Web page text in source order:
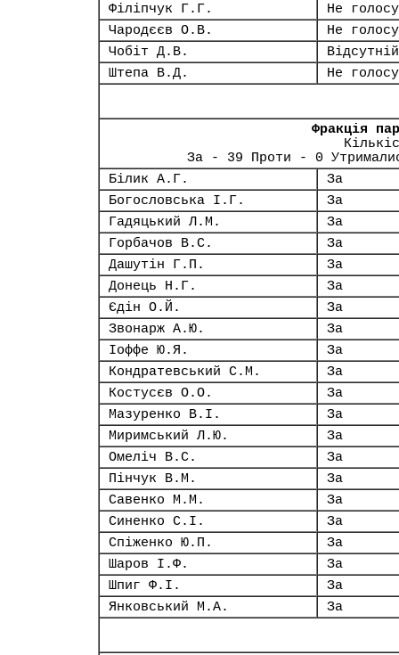
Філіпчук Г.Г.
Не
Чародєєв О.В.
Не
Чобіт Д.В.
Відсутній
Штепа В.Д.
Не
Фракція
За - 39 Проти - 0
Білик А.Г.
За
Богословська І.Г.
За
Гадяцький Л.М.
За
Горбачов В.С.
За
Дашутін Г.П.
За
Донець Н.Г.
За
Єдін О.Й.
За
Звонарж А.Ю.
За
Іоффе Ю.Я.
За
Кондратевський С.М.
За
Костусєв О.О.
За
Мазуренко В.І.
За
Миримський Л.Ю.
За
Омеліч В.С.
За
Пінчук В.М.
За
Савенко М.М.
За
Синенко С.І.
За
Спіженко Ю.П.
За
Шаров І.Ф.
За
Шпиг Ф.І.
За
Янковський М.А.
За